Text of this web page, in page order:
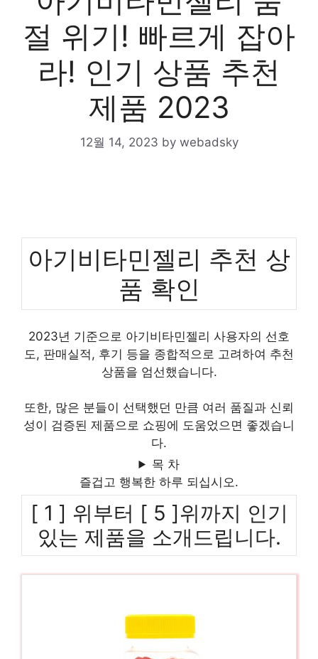
절 위기! 빠르게 잡아
라! 인기 상품 추천
제품 2023
12월 14, 2023 by webadsky
아기비타민젤리 추천 상
품 확인
2023년 기준으로 아기비타민젤리 사용자의 선호
도, 판매실적, 후기 등을 종합적으로 고려하여 추천
상품을 엄선했습니다.
또한, 많은 분들이 선택했던 만큼 여러 품질과 신뢰
성이 검증된 제품으로 쇼핑에 도움었으면 좋겠습니
다.
목 차
즐겁고 행복한 하루 되십시오.
[ 1 ] 위부터 [ 5 ]위까지 인기
있는 제품을 소개드립니다.